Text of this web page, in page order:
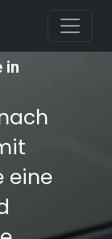
in
eine
in
eine